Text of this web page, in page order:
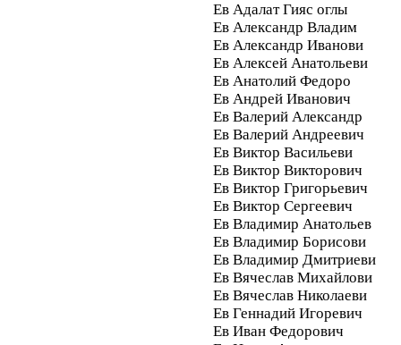
Ев Адалат Гияс оглы
Ев Александр Владим
Ев Александр Иванови
Ев Алексей Анатольеви
Ев Анатолий Федоро
Ев Андрей Иванович
Ев Валерий Александр
Ев Валерий Андреевич
Ев Виктор Васильеви
Ев Виктор Викторович
Ев Виктор Григорьевич
Ев Виктор Сергеевич
Ев Владимир Анатольев
Ев Владимир Борисови
Ев Владимир Дмитриеви
Ев Вячеслав Михайлови
Ев Вячеслав Николаеви
Ев Геннадий Игоревич
Ев Иван Федорович